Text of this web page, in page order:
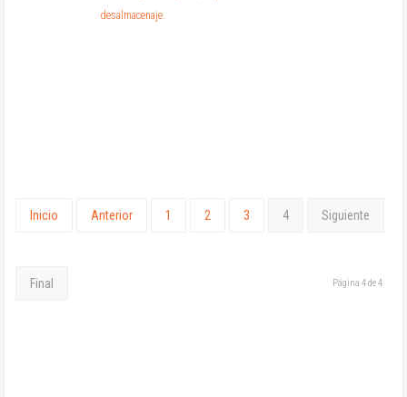
desalmacenaje.
Inicio Anterior 1 2 3 4 Siguiente
Final Página 4 de 4